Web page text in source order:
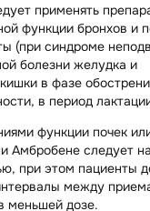
применять
функции бронхов и
(при синдроме
болезни желудка и
в фазе
в период
функции почек
Амбробене следует
, при этом пациенты
между
меньшей дозе.